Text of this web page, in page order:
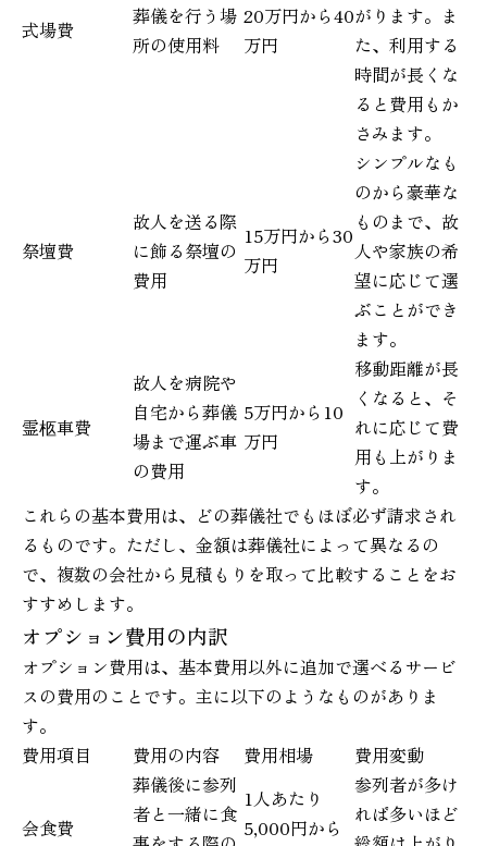
式場費
葬儀を行う場
所の使用料
20万円から40
万円
がります。ま
た、利用する
時間が長くな
ると費用もか
さみます。
祭壇費
故人を送る際
に飾る祭壇の
費用
15万円から30
万円
シンプルなも
のから豪華な
ものまで、故
人や家族の希
望に応じて選
ぶことができ
ます。
霊柩車費
故人を病院や
自宅から葬儀
場まで運ぶ車
の費用
5万円から10
万円
移動距離が長
くなると、そ
れに応じて費
用も上がりま
す。
これらの基本費用は、どの葬儀社でもほぼ必ず請求され
るものです。ただし、金額は葬儀社によって異なるの
で、複数の会社から見積もりを取って比較することをお
すすめします。
オプション費用の内訳
オプション費用は、基本費用以外に追加で選べるサービ
スの費用のことです。主に以下のようなものがありま
す。
費用項目
費用の内容 費用相場 費用変動
会食費
葬儀後に参列
者と一緒に食
1人あたり
5,000円から
参列者が多け
れば多いほど